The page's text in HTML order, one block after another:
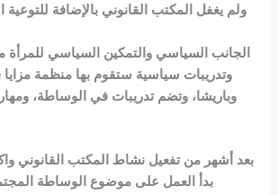
ولم يغفل المكتب القانوني بالإضافة للتوعية
الجانب السياسي والتمكين السياسي
وتدريبات سياسية ستقوم بها منظمة
وباريشا، وتضم تدريبات في الوساطة،
بعد أشهر من تفعيل نشاط المكتب القانوني
بدأ العمل على موضوع الوساطة